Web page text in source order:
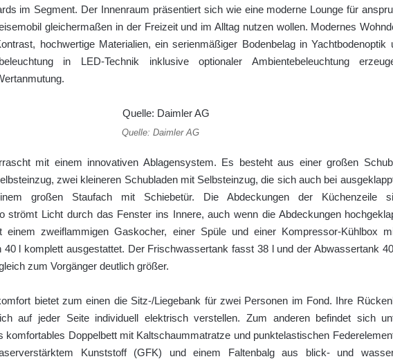
im Segment. Der Innenraum präsentiert sich wie eine moderne Lounge für
gleichermaßen in der Freizeit und im Alltag nutzen wollen. Modernes
hochwertige Materialien, ein serienmäßiger Bodenbelag in Yachtbo­denoptik
in LED-Technik inklusive optionaler Ambientebeleuchtung
Quelle: Daimler AG
mit einem innovativen Ablagensystem. Es be­steht aus einer großen
zwei kleineren Schubladen mit Selbsteinzug, die sich auch bei
großen Staufach mit Schiebetür. Die Abdeckungen der Küchenzeile
strömt Licht durch das Fen­ster ins Innere, auch wenn die Abdeckungen
einem zweiflammigen Gaskocher, einer Spüle und einer Kompressor-Kühlbox
40 l komplett ausge­stattet. Der Frischwassertank fasst 38 l und der Abwassertank
zum Vorgänger deutlich größer.
bietet zum einen die Sitz-/Liegebank für zwei Personen im Fond. Ihre
auf jeder Seite individuell elektrisch verstellen. Zum anderen befindet sich
komfortables Doppelbett mit Kaltschaummatratze und punktelastischen
Kunststoff (GFK) und einem Faltenbalg aus blick- und